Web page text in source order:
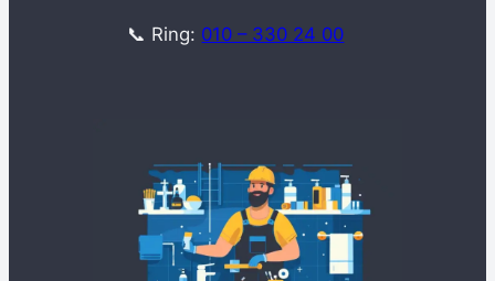
📞 Ring: 010 – 330 24 00